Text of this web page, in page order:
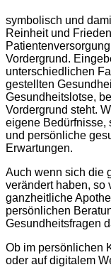
symbolisch und
Reinheit und
Vordergrund.
unterschiedlichen
gestellten
Gesundheitslotse,
Vordergrund steht.
eigene Bedürfnisse,
und persönliche
Erwartungen.
Auch wenn sich die
verändert haben, so
ganzheitliche
persönlichen
Gesundheitsfragen
Ob im persönlichen
oder auf digitalem